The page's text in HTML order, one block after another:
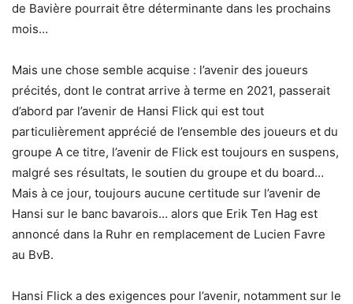
de Bavière pourrait être déterminante dans les prochains
mois…
Mais une chose semble acquise : l’avenir des joueurs
précités, dont le contrat arrive à terme en 2021, passerait
d’abord par l’avenir de Hansi Flick qui est tout
particulièrement apprécié de l’ensemble des joueurs et du
groupe A ce titre, l’avenir de Flick est toujours en suspens,
malgré ses résultats, le soutien du groupe et du board…
Mais à ce jour, toujours aucune certitude sur l’avenir de
Hansi sur le banc bavarois… alors que Erik Ten Hag est
annoncé dans la Ruhr en remplacement de Lucien Favre
au BvB.
Hansi Flick a des exigences pour l’avenir, notamment sur le